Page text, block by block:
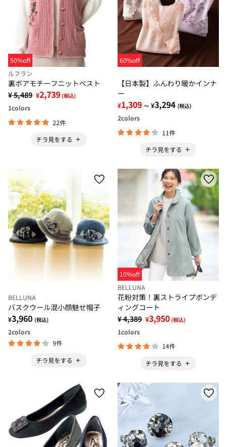
50%off
ルフラン
裏ボアモチーフニットベスト
¥ 5,489 ¥2,739 (税込)
1colors
22件
チラ見をする
60%off
【日本製】ふんわり暖かインナ
ー
¥1,309 ～ ¥3,294 (税込)
2colors
11件
チラ見をする
BELLUNA
バスクウール混小顔魅せ帽子
¥3,960 (税込)
2colors
9件
チラ見をする
10%off
BELLUNA
花粉対策！裏ストライプボンデ
ィングコート
¥ 4,389 ¥3,950 (税込)
1colors
14件
チラ見をする